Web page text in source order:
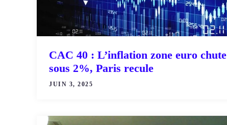
CAC 40 : L’inflation zone euro chute
sous 2%, Paris recule
JUIN 3, 2025